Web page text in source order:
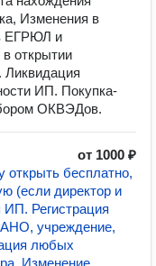
Изменения в
ЕГРЮЛ и
открытии
Ликвидация
ИП. Покупка-
ОКВЭДов.
от 1000 ₽
открыть бесплатно,
(если директор и
ИП. Регистрация
АНО, учреждение,
любых
Изменение